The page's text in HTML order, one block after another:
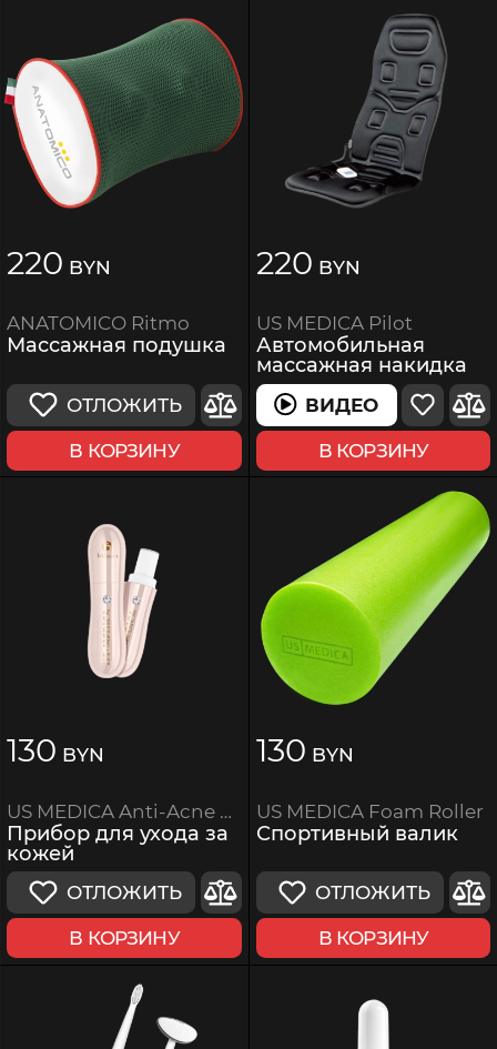
220 BYN
ANATOMICO Ritmo
Массажная подушка
ОТЛОЖИТЬ
В КОРЗИНУ
220 BYN
US MEDICA Pilot
Автомобильная
массажная накидка
ВИДЕО
В КОРЗИНУ
130 BYN
US MEDICA Anti-Acne Effect
Прибор для ухода за
кожей
ОТЛОЖИТЬ
В КОРЗИНУ
130 BYN
US MEDICA Foam Roller
Спортивный валик
ОТЛОЖИТЬ
В КОРЗИНУ